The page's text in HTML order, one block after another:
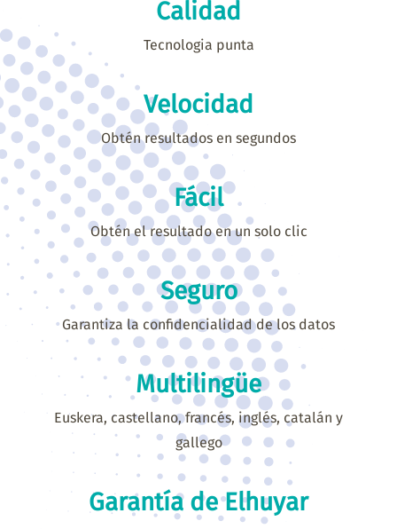
Calidad
Tecnologia punta
Velocidad
Obtén resultados en segundos
Fácil
Obtén el resultado en un solo clic
Seguro
Garantiza la confidencialidad de los datos
Multilingüe
Euskera, castellano, francés, inglés, catalán y
gallego
Garantía de Elhuyar